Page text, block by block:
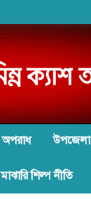
অপরাধ উপজেলা
শিল্প নীতি